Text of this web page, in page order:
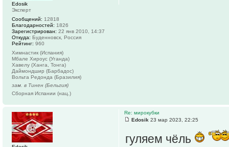
Edosik
Эксперт
Сообщений: 12818
Благодарностей: 1826
Зарегистрирован: 22 янв 2010, 14:37
Откуда: Буденновск, Россия
Рейтинг: 960
Химнастик (Испания)
Мбале Хироус (Уганда)
Хавелу (Ханга, Тонга)
Даймондшир (Барбадос)
Вольта Редонда (Бразилия)
зам. в Тинен (Бельгия)
Сборная Испании (нац.)
Re: мирокубки
Edosik 23 мар 2023, 22:25
гуляем чёль